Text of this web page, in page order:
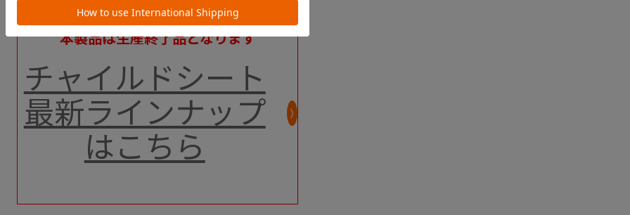
本製品は生産終了品となります
チャイルドシート
最新ラインナップ
はこちら